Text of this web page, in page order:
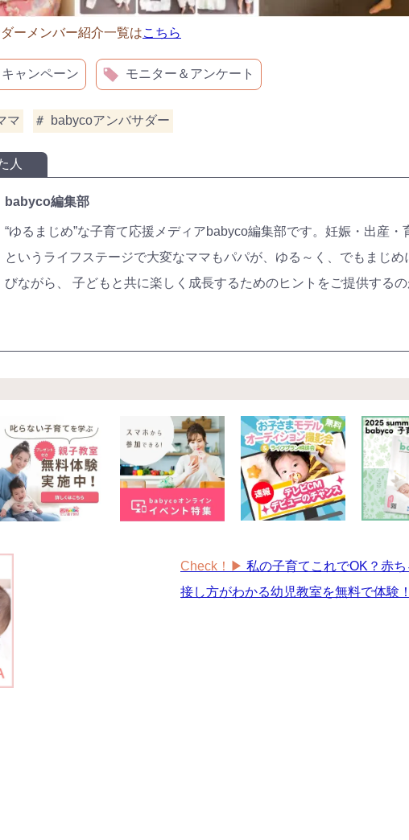
ーメンバー紹介一覧はこちら
ャンペーン モニター＆アンケート
マ babycoアンバサダー
人
babyco編集部
“ゆるまじめ”な子育て応援メディアbabyco編集部です。妊娠・出産・
というライフステージで大変なママもパパが、ゆる～く、でもまじめ
びながら、 子どもと共に楽しく成長するためのヒントをご提供する
Check！▶︎ 私の子育てこれでOK？赤
接し方がわかる幼児教室を無料で体験！
プレゼント&
妊娠&出産 子育て 学び